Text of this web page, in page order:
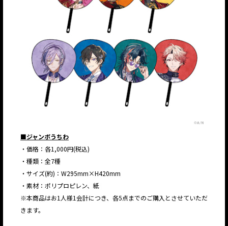
■ジャンボうちわ
・価格：各1,000円(税込)
・種類：全7種
・サイズ(約)：W295mm×H420mm
・素材：ポリプロピレン、紙
※本商品はお1人様1会計につき、各5点までのご購入とさせていただ
きます。